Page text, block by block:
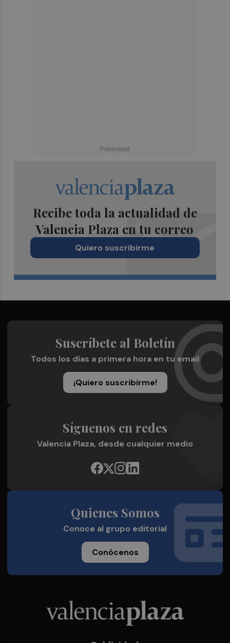
Recibe toda la actualidad de
Valencia Plaza en tu correo
Quiero suscribirme
Suscríbete al Boletín
Todos los días a primera hora en tu email
¡Quiero suscribirme!
Síguenos en redes
Valencia Plaza, desde cualquier medio
Quienes Somos
Conoce al grupo editorial
Conócenos